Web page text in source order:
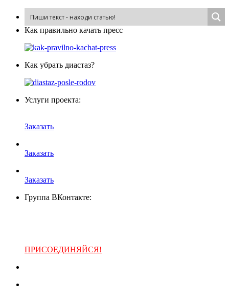
Как пра­виль­но ка­чать пресс
Как убрать диастаз?
Услуги проекта:
Заказать
Заказать
Заказать
Группа ВКонтакте:
ПРИСОЕДИНЯЙСЯ!